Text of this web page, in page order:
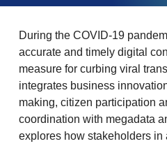
During the COVID-19
accurate and timely digital
measure for curbing viral
integrates business
making, citizen participation
coordination with megadata
explores how stakeholders in